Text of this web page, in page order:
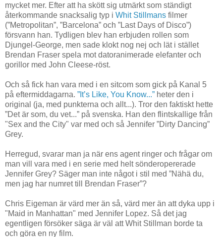
mycket mer. Efter att ha skött sig utmärkt som ständigt
återkommande snacksalig typ i Whit Stillmans filmer
(”Metropolitan”, ”Barcelona” och ”Last Days of Disco”)
försvann han. Tydligen blev han erbjuden rollen som
Djungel-George, men sade klokt nog nej och lät i stället
Brendan Fraser spela mot datoranimerade elefanter och
gorillor med John Cleese-röst.
Och så fick han vara med i en sitcom som gick på Kanal 5
på eftermiddagarna. ”It’s Like, You Know...” heter den i
original (ja, med punkterna och allt...). Tror den faktiskt hette
”Det är som, du vet...” på svenska. Han den flintskallige från
"Sex and the City" var med och så Jennifer ”Dirty Dancing”
Grey.
Herregud, svarar man ja när ens agent ringer och frågar om
man vill vara med i en serie med helt sönderopererade
Jennifer Grey? Säger man inte något i stil med ”Nähä du,
men jag har numret till Brendan Fraser”?
Chris Eigeman är värd mer än så, värd mer än att dyka upp i
"Maid in Manhattan" med Jennifer Lopez. Så det jag
egentligen försöker säga är väl att Whit Stillman borde ta
och göra en ny film.